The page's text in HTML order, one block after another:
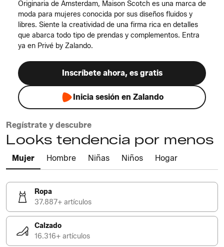
Originaria de Ámsterdam, Maison Scotch es una marca de
moda para mujeres conocida por sus diseños fluidos y
libres. Siente la creatividad de una firma rica en detalles
que abarca todo tipo de prendas y complementos. Entra
ya en Privé by Zalando.
Inscríbete ahora, es gratis
Inicia sesión en Zalando
Regístrate y descubre
Looks tendencia por menos
Mujer Hombre Niñas Niños Hogar
Ropa
37.887+ artículos
Calzado
16.316+ artículos